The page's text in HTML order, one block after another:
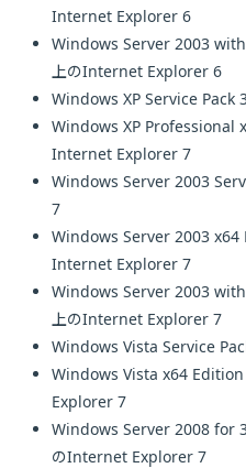
Internet Explorer 6
Windows Server 2003
上のInternet Explorer 6
Windows XP Service
Windows XP Professional
Internet Explorer 7
Windows Server 2003
7
Windows Server 2003 x64
Internet Explorer 7
Windows Server 2003
上のInternet Explorer 7
Windows Vista Service
Windows Vista x64
Explorer 7
Windows Server 2008 for
のInternet Explorer 7